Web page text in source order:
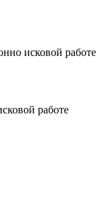
исковой работе
работе